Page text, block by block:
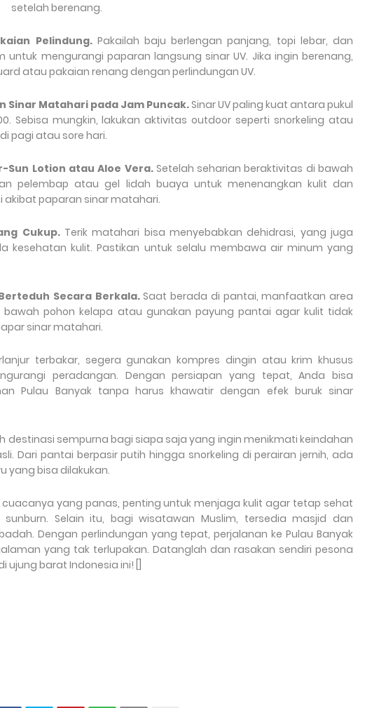
berenang.
Pelindung. Pakailah baju berlengan panjang, topi lebar, dan
mengurangi paparan langsung sinar UV. Jika ingin berenang,
atau pakaian renang dengan perlindungan UV.
Sinar Matahari pada Jam Puncak.Sinar UV paling kuat antara pukul
Sebisa mungkin, lakukan aktivitas outdoor seperti snorkeling atau
pagi atau sore hari.
Sun Lotion atau Aloe Vera. Setelah seharian beraktivitas di bawah
pelembap atau gel lidah buaya untuk menenangkan kulit dan
akibat paparan sinar matahari.
Cukup. Terik matahari bisa menyebabkan dehidrasi, yang juga
kesehatan kulit. Pastikan untuk selalu membawa air minum yang
Secara Berkala.Saat berada di pantai, manfaatkan area
bawah pohon kelapa atau gunakan payung pantai agar kulit tidak
sinar matahari.
terbakar, segera gunakan kompres dingin atau krim khusus
peradangan. Dengan persiapan yang tepat, Anda bisa
Pulau Banyak tanpa harus khawatir dengan efek buruk sinar
destinasi sempurna bagi siapa saja yang ingin menikmati keindahan
Dari pantai berpasir putih hingga snorkeling di perairan jernih, ada
yang bisa dilakukan.
yang panas, penting untuk menjaga kulit agar tetap sehat
Selain itu, bagi wisatawan Muslim, tersedia masjid dan
Dengan perlindungan yang tepat, perjalanan ke Pulau Banyak
yang tak terlupakan. Datanglah dan rasakan sendiri pesona
ujung barat Indonesia ini! []